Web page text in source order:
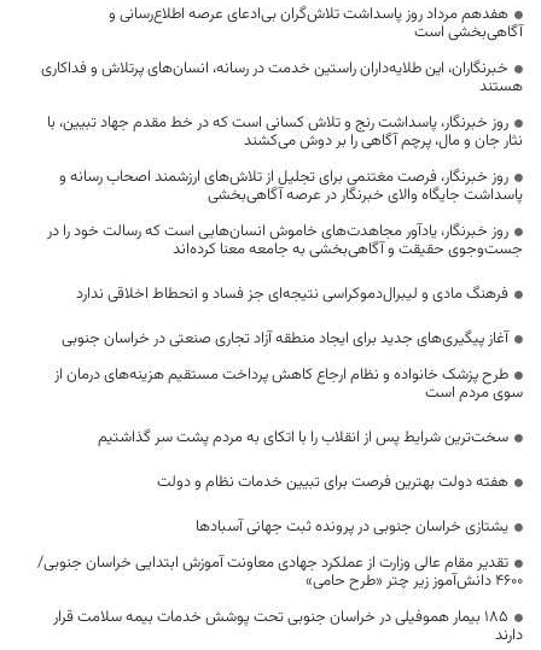
هفدهم مرداد روز پاسداشت تلاش‌گران بی‌ادعای عرصه اطلاع‌رسانی و
آگاهی‌بخشی است
خبرنگاران، این طلایه‌داران راستین خدمت در رسانه، انسان‌های پرتلاش و فداکاری
هستند
روز خبرنگار، پاسداشت رنج و تلاش کسانی است که در خط مقدم جهاد تبیین، با
نثار جان و مال، پرچم آگاهی را بر دوش می‌کشند
روز خبرنگار، فرصت مغتنمی برای تجلیل از تلاش‌های ارزشمند اصحاب رسانه و
پاسداشت جایگاه والای خبرنگار در عرصه آگاهی‌بخشی
روز خبرنگار، یادآور مجاهدت‌های خاموش انسان‌هایی است که رسالت خود را در
جست‌وجوی حقیقت و آگاهی‌بخشی به جامعه معنا کرده‌اند
فرهنگ مادی و لیبرال‌دموکراسی نتیجه‌ای جز فساد و انحطاط اخلاقی ندارد
آغاز پیگیری‌های جدید برای ایجاد منطقه آزاد تجاری صنعتی در خراسان جنوبی
طرح پزشک خانواده و نظام ارجاع کاهش پرداخت مستقیم هزینه‌های درمان از
سوی مردم است
سخت‌ترین شرایط پس از انقلاب را با اتکای به مردم پشت سر گذاشتیم
هفته دولت بهترین فرصت برای تبیین خدمات نظام و دولت
یشتازی خراسان جنوبی در پرونده ثبت جهانی آسبادها
تقدیر مقام عالی وزارت از عملکرد جهادی معاونت آموزش ابتدایی خراسان جنوبی/
۴۶۰۰ دانش‌آموز زیر چتر «طرح حامی»
۱۸۵ بیمار هموفیلی در خراسان جنوبی تحت پوشش خدمات بیمه سلامت قرار
دارند